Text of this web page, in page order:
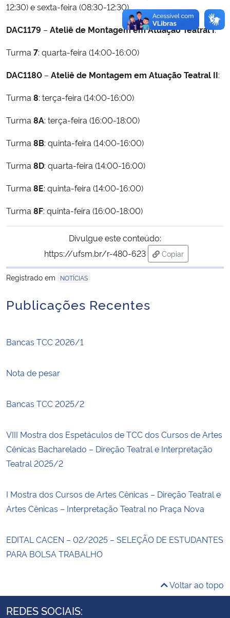
12:30) e sexta-feira (08:30-12:30).
DAC1179 – Ateliê de Montagem em Atuação Teatral I:
Turma 7: quarta-feira (14:00-16:00)
DAC1180 – Ateliê de Montagem em Atuação Teatral II:
Turma 8: terça-feira (14:00-16:00)
Turma 8A: terça-feira (16:00-18:00)
Turma 8B: quinta-feira (14:00-16:00)
Turma 8D: quarta-feira (14:00-16:00)
Turma 8E: quinta-feira (14:00-16:00)
Turma 8F: quinta-feira (16:00-18:00)
Divulgue este conteúdo:
https://ufsm.br/r-480-623
Copiar
para área de
Registrado em
NOTÍCIAS
Publicações Recentes
Bancas TCC 2026/1
Nota de pesar
Bancas TCC 2025/2
VIII Mostra dos Espetáculos de TCC dos Cursos de Artes
Cênicas Bacharelado – Direção Teatral e Interpretação
Teatral 2025/2
I Mostra dos Cursos de Artes Cênicas – Direção Teatral e
Artes Cênicas – Interpretação Teatral no Praça Nova
EDITAL CACEN – 02/2025 – SELEÇÃO DE ESTUDANTES
PARA BOLSA TRABALHO
Voltar ao topo
REDES SOCIAIS: